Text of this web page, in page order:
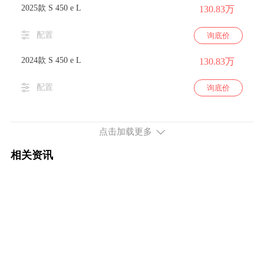
2025款 S 450 e L 130.83万
配置 询底价
2024款 S 450 e L 130.83万
配置 询底价
点击加载更多
相关资讯